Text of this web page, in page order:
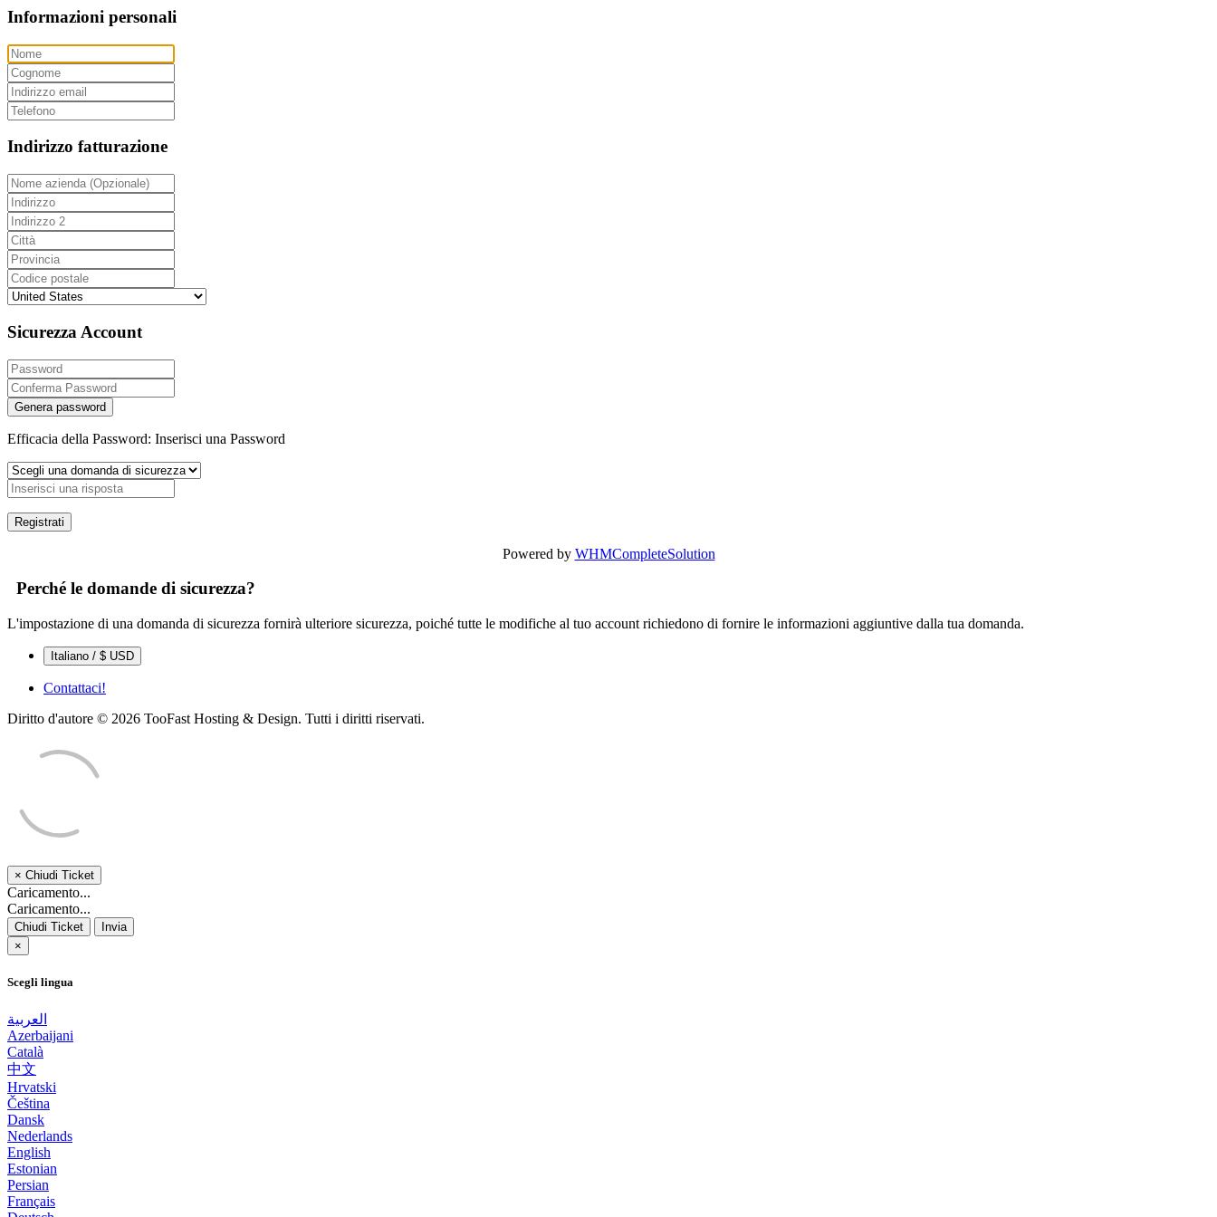
Informazioni personali
Indirizzo fatturazione
Sicurezza Account
Genera password
Efficacia della Password: Inserisci una Password
Powered by WHMCompleteSolution
Perché le domande di sicurezza?
L'impostazione di una domanda di sicurezza fornirà ulteriore sicurezza, poiché tutte le modifiche al tuo account richiedono di fornire le informazioni aggiuntive dalla tua domanda.
Italiano / $ USD
Contattaci!
Diritto d'autore © 2026 TooFast Hosting & Design. Tutti i diritti riservati.
× Chiudi Ticket
Caricamento...
Caricamento...
Chiudi Ticket
Invia
×
Scegli lingua
العربية
Azerbaijani
Català
中文
Hrvatski
Čeština
Dansk
Nederlands
English
Estonian
Persian
Français